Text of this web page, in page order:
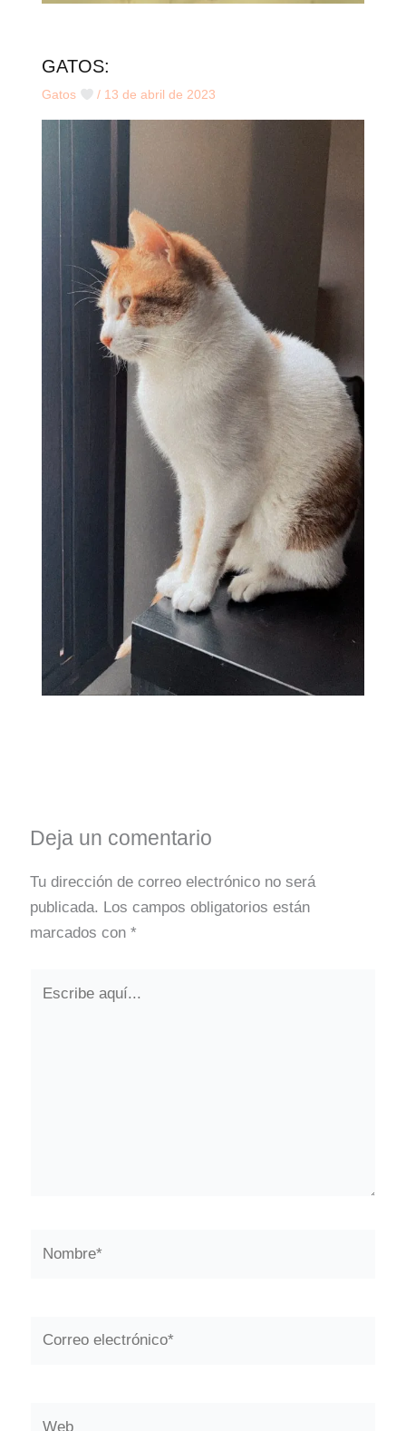
GATOS:
Gatos / 13 de abril de 2023
Deja un comentario
Tu dirección de correo electrónico no será
publicada. Los campos obligatorios están
marcados con*